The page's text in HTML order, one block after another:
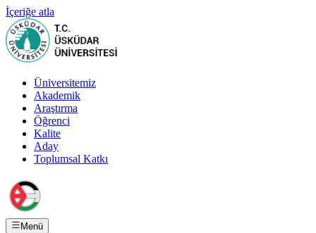
İçeriğe atla
Üniversitemiz
Akademik
Araştırma
Öğrenci
Kalite
Aday
Toplumsal Katkı
Menü